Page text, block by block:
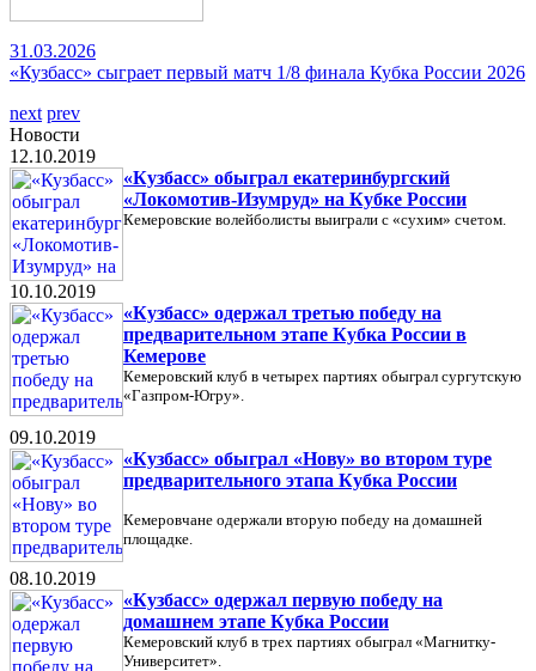
31.03.2026
«Кузбасс» сыграет первый матч 1/8 финала Кубка России 2026
next prev
Новости
12.10.2019
«Кузбасс» обыграл екатеринбургский
«Локомотив-Изумруд» на Кубке России
Кемеровские волейболисты выиграли с «сухим» счетом.
10.10.2019
«Кузбасс» одержал третью победу на
предварительном этапе Кубка России в
Кемерове
Кемеровский клуб в четырех партиях обыграл сургутскую
«Газпром-Югру».
09.10.2019
«Кузбасс» обыграл «Нову» во втором туре
предварительного этапа Кубка России
Кемеровчане одержали вторую победу на домашней
площадке.
08.10.2019
«Кузбасс» одержал первую победу на
домашнем этапе Кубка России
Кемеровский клуб в трех партиях обыграл «Магнитку-
Университет».